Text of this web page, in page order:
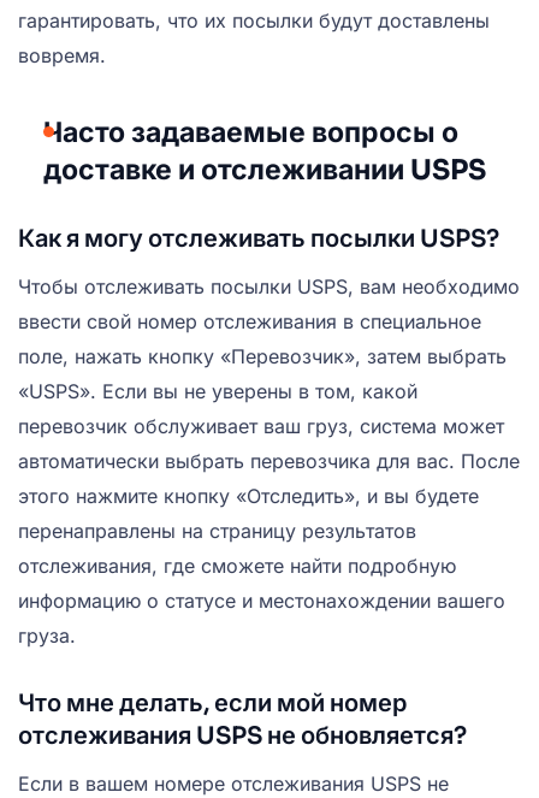
гарантировать, что их посылки будут доставлены
вовремя.
Часто задаваемые вопросы о
доставке и отслеживании USPS
Как я могу отслеживать посылки USPS?
Чтобы отслеживать посылки USPS, вам необходимо
ввести свой номер отслеживания в специальное
поле, нажать кнопку «Перевозчик», затем выбрать
«USPS». Если вы не уверены в том, какой
перевозчик обслуживает ваш груз, система может
автоматически выбрать перевозчика для вас. После
этого нажмите кнопку «Отследить», и вы будете
перенаправлены на страницу результатов
отслеживания, где сможете найти подробную
информацию о статусе и местонахождении вашего
груза.
Что мне делать, если мой номер
отслеживания USPS не обновляется?
Если в вашем номере отслеживания USPS не